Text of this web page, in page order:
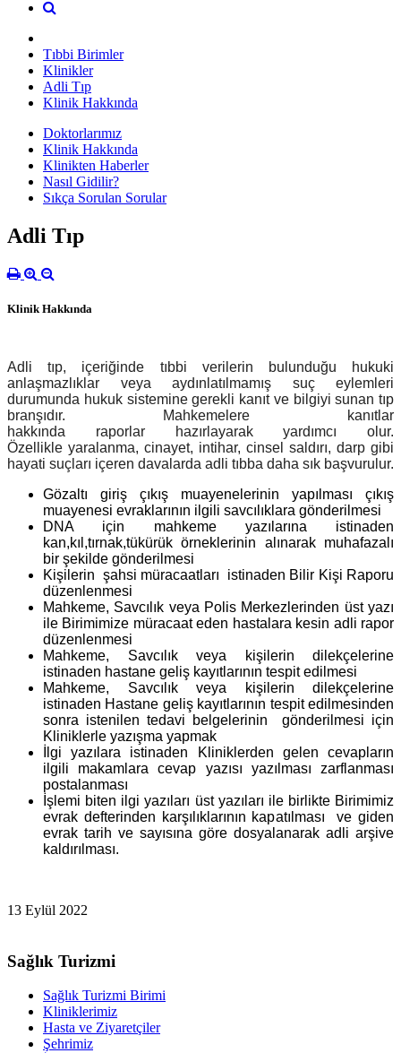
Tıbbi Birimler
Klinikler
Adli Tıp
Klinik Hakkında
Doktorlarımız
Klinik Hakkında
Klinikten Haberler
Nasıl Gidilir?
Sıkça Sorulan Sorular
Adli Tıp
Klinik Hakkında
Adli tıp, içeriğinde tıbbi verilerin bulunduğu hukuki
anlaşmazlıklar veya aydınlatılmamış suç eylemleri
durumunda hukuk sistemine gerekli kanıt ve bilgiyi sunan tıp
branşıdır. Mahkemelere kanıtlar
hakkında raporlar hazırlayarak yardımcı olur.
Özellikle yaralanma, cinayet, intihar, cinsel saldırı, darp gibi
hayati suçları içeren davalarda adli tıbba daha sık başvurulur.
Gözaltı giriş çıkış muayenelerinin yapılması çıkış
muayenesi evraklarının ilgili savcılıklara gönderilmesi
DNA için mahkeme yazılarına istinaden
kan,kıl,tırnak,tükürük örneklerinin alınarak muhafazalı
bir şekilde gönderilmesi
Kişilerin şahsi müracaatları istinaden Bilir Kişi Raporu
düzenlenmesi
Mahkeme, Savcılık veya Polis Merkezlerinden üst yazı
ile Birimimize müracaat eden hastalara kesin adli rapor
düzenlenmesi
Mahkeme, Savcılık veya kişilerin dilekçelerine
istinaden hastane geliş kayıtlarının tespit edilmesi
Mahkeme, Savcılık veya kişilerin dilekçelerine
istinaden Hastane geliş kayıtlarının tespit edilmesinden
sonra istenilen tedavi belgelerinin gönderilmesi için
Kliniklerle yazışma yapmak
İlgi yazılara istinaden Kliniklerden gelen cevapların
ilgili makamlara cevap yazısı yazılması zarflanması
postalanması
İşlemi biten ilgi yazıları üst yazıları ile birlikte Birimimiz
evrak defterinden karşılıklarının kapatılması ve giden
evrak tarih ve sayısına göre dosyalanarak adli arşive
kaldırılması.
13 Eylül 2022
Sağlık Turizmi
Sağlık Turizmi Birimi
Kliniklerimiz
Hasta ve Ziyaretçiler
Şehrimiz